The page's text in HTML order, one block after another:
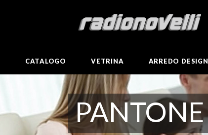
CATALOGO VETRINA ARREDO DESIGN
PANTONE